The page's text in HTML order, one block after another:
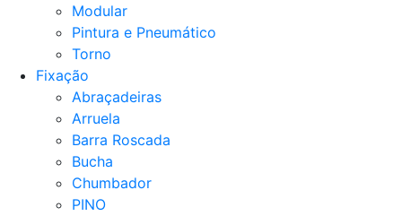
Modular
Pintura e Pneumático
Torno
Fixação
Abraçadeiras
Arruela
Barra Roscada
Bucha
Chumbador
PINO